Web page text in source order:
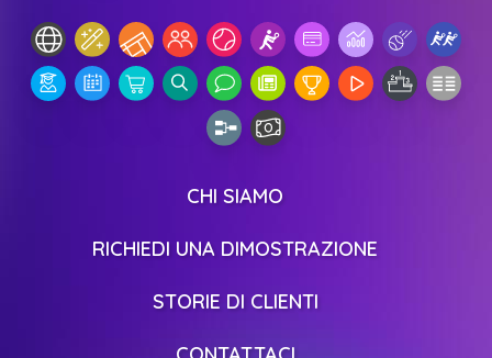
CHI SIAMO
RICHIEDI UNA DIMOSTRAZIONE
STORIE DI CLIENTI